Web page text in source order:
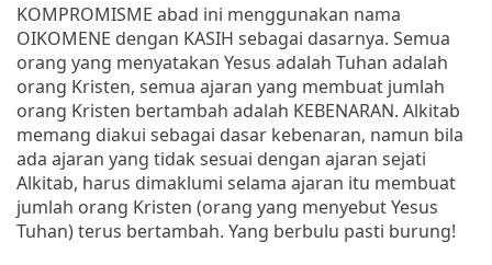
KOMPROMISME abad ini menggunakan nama
OIKOMENE dengan KASIH sebagai dasarnya. Semua
orang yang menyatakan Yesus adalah Tuhan adalah
orang Kristen, semua ajaran yang membuat jumlah
orang Kristen bertambah adalah KEBENARAN. Alkitab
memang diakui sebagai dasar kebenaran, namun bila
ada ajaran yang tidak sesuai dengan ajaran sejati
Alkitab, harus dimaklumi selama ajaran itu membuat
jumlah orang Kristen (orang yang menyebut Yesus
Tuhan) terus bertambah. Yang berbulu pasti burung!